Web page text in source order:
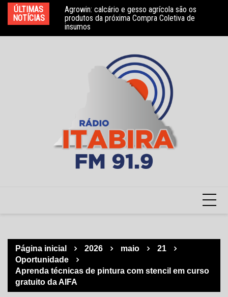
para
conteúdo
ÚLTIMAS
NOTÍCIAS
Agrowin: calcário e gesso agrícola são os
produtos da próxima Compra Coletiva de
insumos
Novo convênio com a Associação Nosso Lar
garante atendimento a crianças com TEA
Página inicial 2026 maio
21
Oportunidade
Aprenda técnicas de pintura com stencil em curso
gratuito da AIFA